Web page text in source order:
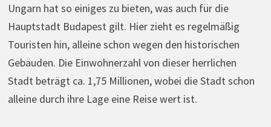
Ungarn hat so einiges zu bieten, was auch für die
Hauptstadt Budapest gilt. Hier zieht es regelmäßig
Touristen hin, alleine schon wegen den historischen
Gebäuden. Die Einwohnerzahl von dieser herrlichen
Stadt beträgt ca. 1,75 Millionen, wobei die Stadt schon
alleine durch ihre Lage eine Reise wert ist.